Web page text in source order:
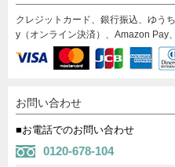
クレジットカード、銀行振込、ゆう
y（オンライン決済）、Amazon Pay
お問い合わせ
■お電話でのお問い合わせ
0120-678-104